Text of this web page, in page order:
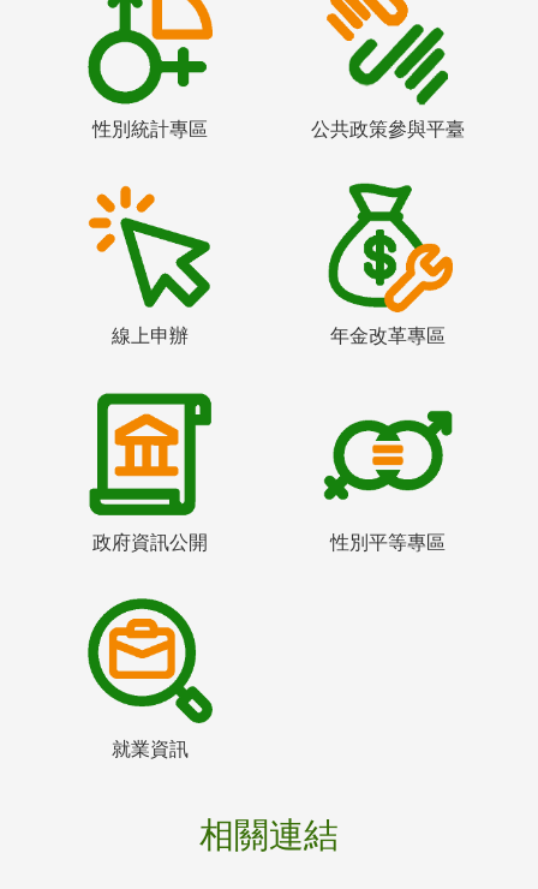
性別統計專區 公共政策參與平臺
線上申辦 年金改革專區
政府資訊公開 性別平等專區
就業資訊
相關連結